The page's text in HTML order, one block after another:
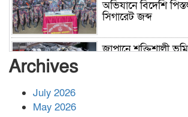
অভিযানে বিদেশি
সিগারেট জব্দ
জাপানে শক্তিশালী
Archives
July 2026
May 2026